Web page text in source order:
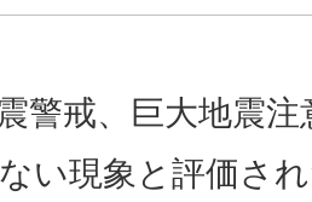
警戒、巨大地震
い現象と評価さ